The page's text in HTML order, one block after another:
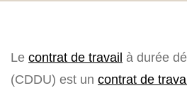
Le contrat de travail à durée
(CDDU) est un contrat de